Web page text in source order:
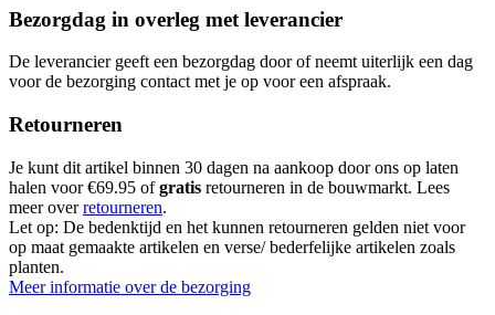
Bezorgdag in overleg met leverancier
De leverancier geeft een bezorgdag door of neemt uiterlijk een dag
voor de bezorging contact met je op voor een afspraak.
Retourneren
Je kunt dit artikel binnen 30 dagen na aankoop door ons op laten
halen voor €69.95 ofgratis retourneren in de bouwmarkt. Lees
meer overretourneren.
Let op: De bedenktijd en het kunnen retourneren gelden niet voor
op maat gemaakte artikelen en verse/ bederfelijke artikelen zoals
planten.
Meer informatie over de bezorging